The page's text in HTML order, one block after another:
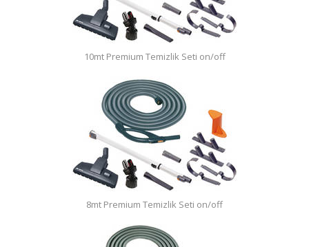
İletişim / Yardım
10mt Premium Temizlik Seti on/off
8mt Premium Temizlik Seti on/off